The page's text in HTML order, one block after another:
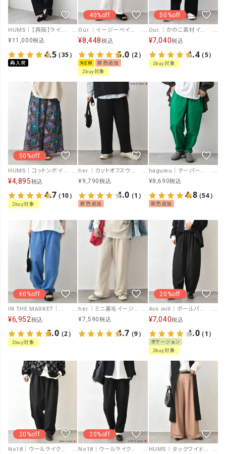
HUMS｜【再販】ライトオンスデニムセットアップ [[3005917]][C]
¥11,000税込
4.5（35）
再入荷
40%off
Our.｜イージーベイカーパンツ [[Our-026]][C]
¥8,448税込
5.0（2）
NEW
新色追加
2buy対象
50%off
Our.｜かのこ素材イージーパンツ [[C-9061]][C]
¥7,040税込
4.4（5）
2buy対象
50%off
HUMS｜コットンボイル総柄パンツ [[HI-202601]][C]
¥4,895税込
4.7（10）
2buy対象
her.｜カットオフスウェットパンツ [[131319H]][C]
¥9,790税込
4.0（1）
新色追加
hagumu｜テーパードパンツ [[125694]][C]
¥8,690税込
4.8（54）
新色追加
60%off
IN THE MARKET｜裾絞りイージーパンツ [[IN-115]][C]
¥6,952税込
5.0（2）
2buy対象
her.｜ミニ裏毛イージーストレートパンツ パック入り [[131344PK]][C]
¥7,590税込
4.7（9）
20%off
4sii mill｜ボールパンツ [[4s-2508090]][C]
¥7,040税込
4.0（1）
オケージョン
2buy対象
20%off
No18｜ウールライク2タックボールパンツ [[MA-32812]][C]
20%off
No18｜ウールライクテーパードパンツ [[MA-31808]][C] HUMS｜タックワイドパンツ [[CE4PT250807]][C]